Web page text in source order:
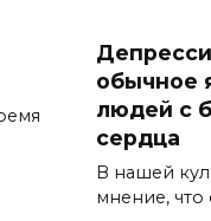
обычное
людей с
сердца
В нашей
мнение, что